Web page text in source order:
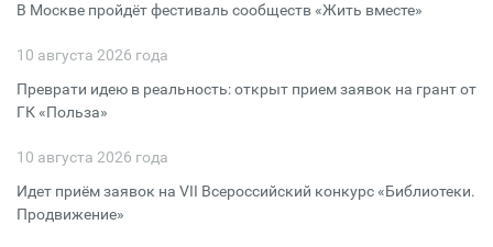
В Москве пройдёт фестиваль сообществ «Жить вместе»
10 августа 2026 года
Преврати идею в реальность: открыт прием заявок на грант от
ГК «Польза»
10 августа 2026 года
Идет приём заявок на VII Всероссийский конкурс «Библиотеки.
Продвижение»